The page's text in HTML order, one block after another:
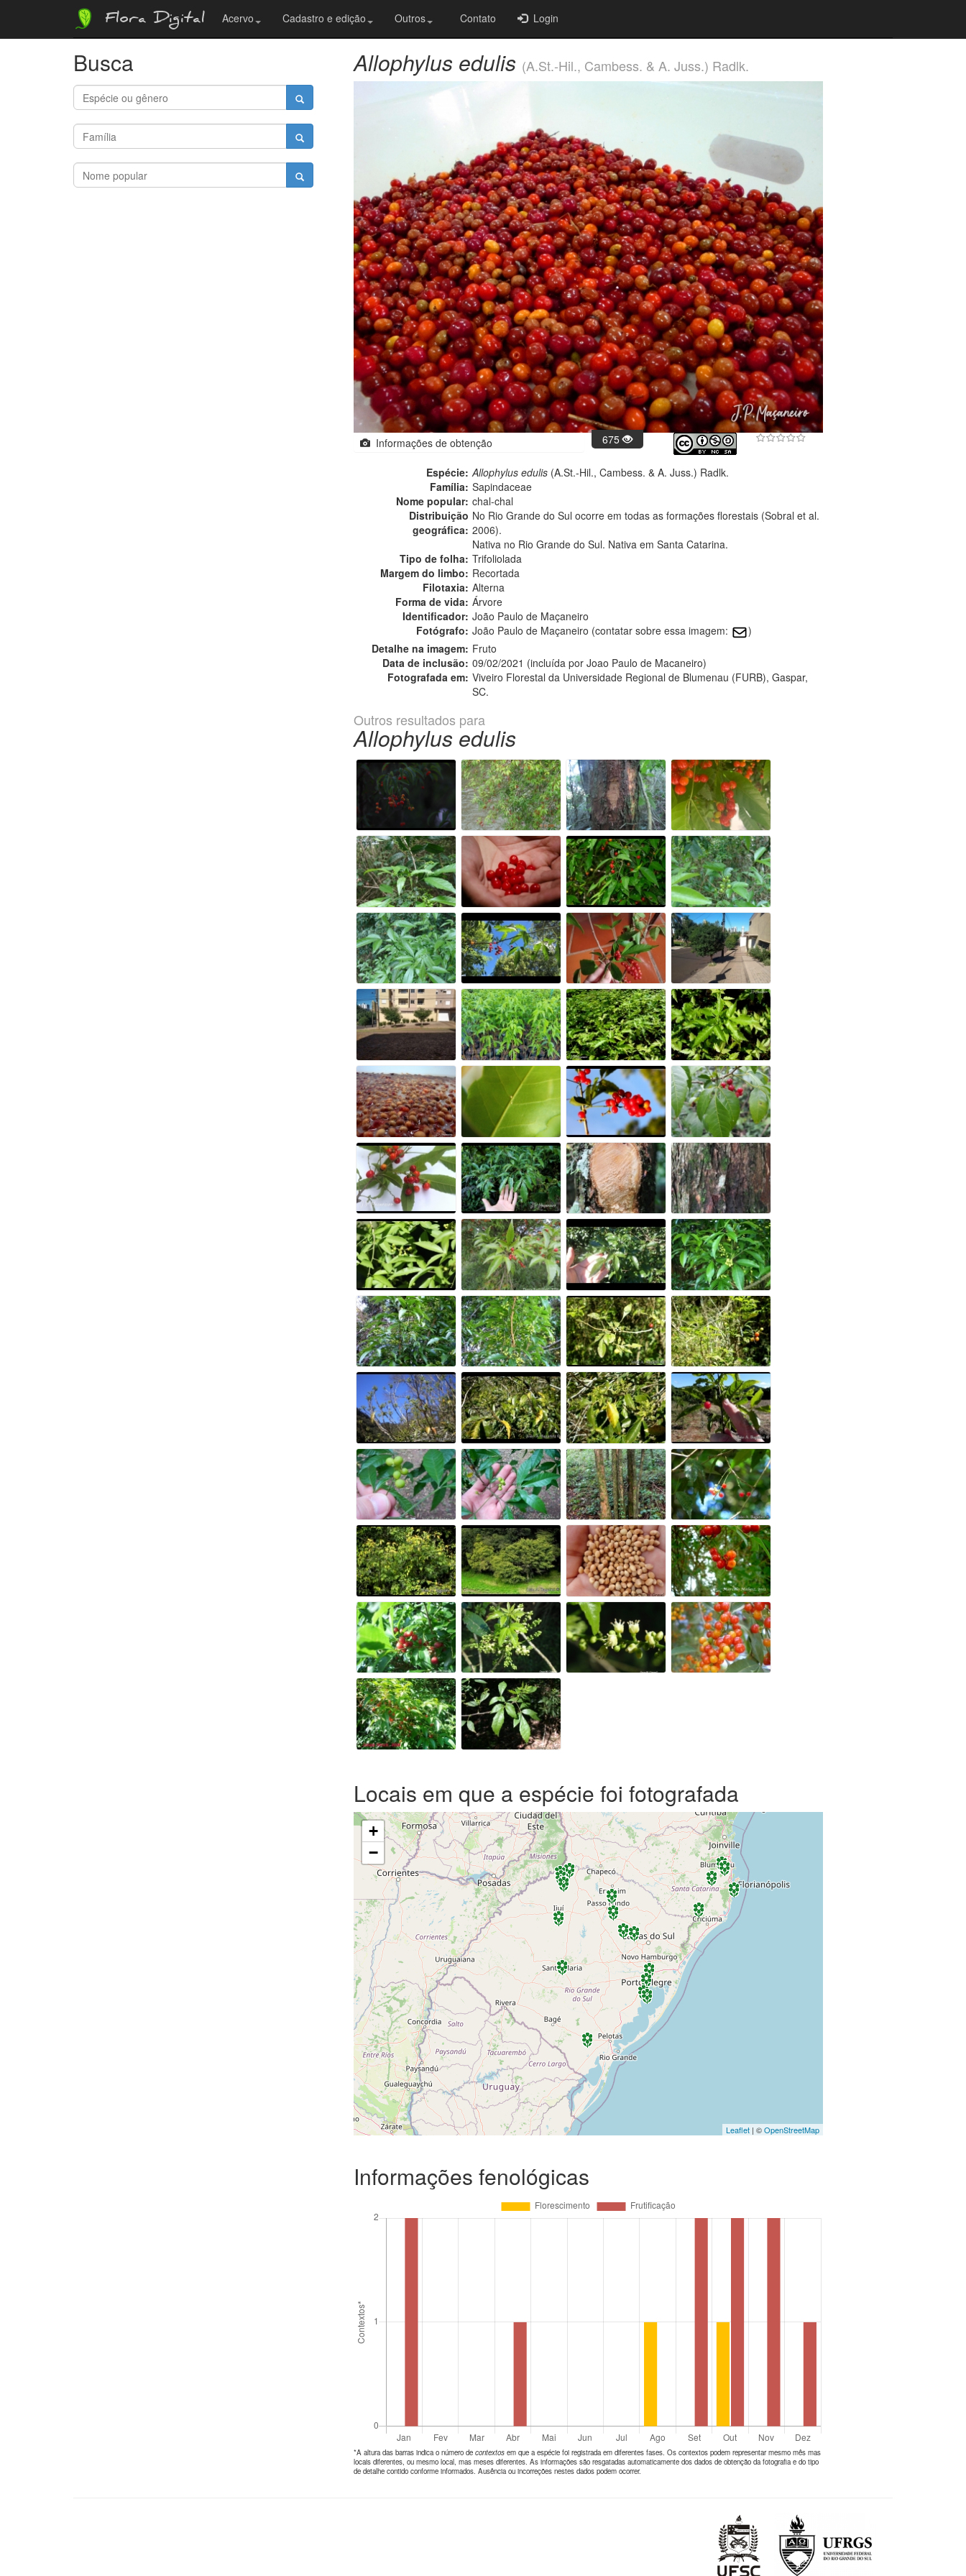
Flora Digital Acervo Cadastro e edição Outros Contato Login
Busca Allophylus edulis (A.St.-Hil., Cambess. & A. Juss.) Radlk.
Informações de obtenção 675
Espécie: Allophylus edulis (A.St.-Hil., Cambess. & A. Juss.) Radlk.
Família: Sapindaceae
Nome popular: chal-chal
Distribuição
geográfica:
No Rio Grande do Sul ocorre em todas as formações florestais (Sobral et al.
2006).
Nativa no Rio Grande do Sul. Nativa em Santa Catarina.
Tipo de folha: Trifoliolada
Margem do limbo: Recortada
Filotaxia: Alterna
Forma de vida: Árvore
Identificador: João Paulo de Maçaneiro
Fotógrafo: João Paulo de Maçaneiro (contatar sobre essa imagem:
)
Detalhe na imagem: Fruto
Data de inclusão: 09/02/2021 (incluída por Joao Paulo de Macaneiro)
Fotografada em: Viveiro Florestal da Universidade Regional de Blumenau (FURB), Gaspar,
SC.
Outros resultados para
Allophylus edulis
Locais em que a espécie foi fotografada
+
−
Leaflet| ©OpenStreetMap
Informações fenológicas
*A altura das barras indica o número de contextos em que a espécie foi registrada em diferentes fases. Os contextos podem representar mesmo mês mas
locais diferentes, ou mesmo local, mas meses diferentes. As informações são resgatadas automaticamente dos dados de obtenção da fotografia e do tipo
de detalhe contido conforme informados. Ausência ou incorreções nestes dados podem ocorrer.